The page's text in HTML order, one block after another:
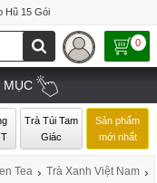
Hũ 15 Gói
0
MỤC
Trà Túi Tam
Giác
Sản phẩm
mới nhất
Tea › Trà Xanh Việt Nam ›